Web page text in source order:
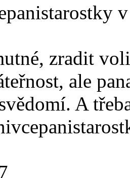
zradit
ale
A